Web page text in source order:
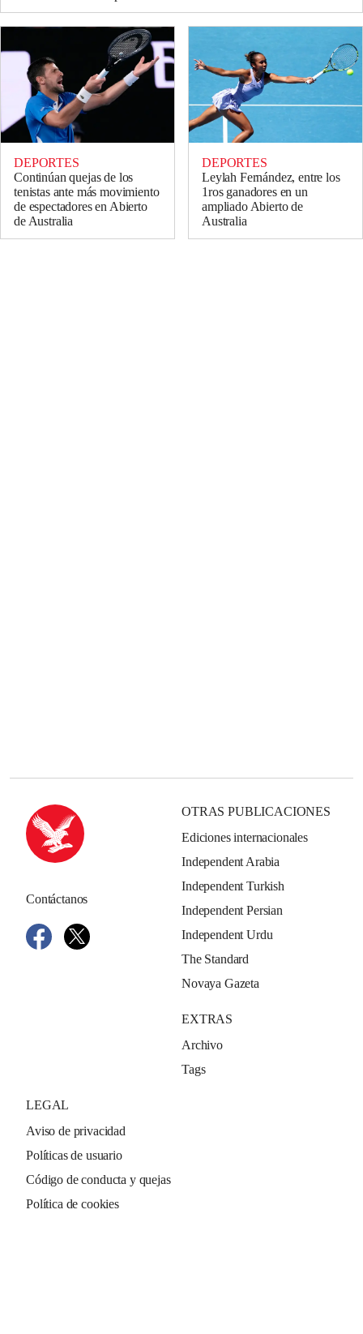
DEPORTES
Continúan quejas de los
tenistas ante más movimiento
de espectadores en Abierto
de Australia
DEPORTES
Leylah Fernández, entre los
1ros ganadores en un
ampliado Abierto de
Australia
Contáctanos
OTRAS PUBLICACIONES
Ediciones internacionales
Independent Arabia
Independent Turkish
Independent Persian
Independent Urdu
The Standard
Novaya Gazeta
EXTRAS
Archivo
Tags
LEGAL
Aviso de privacidad
Políticas de usuario
Código de conducta y quejas
Política de cookies